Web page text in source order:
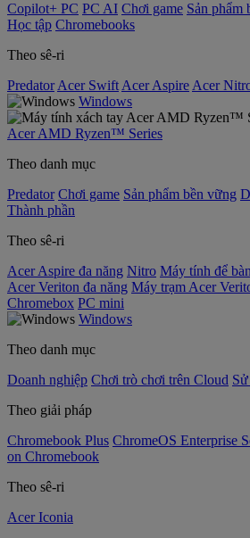
Copilot+ PC PC AI Chơi game Sản phẩm
Học tập Chromebooks
Theo sê-ri
Predator Acer Swift Acer Aspire Acer
Windows
Acer AMD Ryzen™ Series
Theo danh mục
Predator Chơi game Sản phẩm bền vững
Thành phần
Theo sê-ri
Acer Aspire đa năng Nitro Máy tính để
Acer Veriton đa năng Máy trạm Acer
Chromebox PC mini
Windows
Theo danh mục
Doanh nghiệp Chơi trò chơi trên Cloud
Theo giải pháp
Chromebook Plus ChromeOS Enterprise
on Chromebook
Theo sê-ri
Acer Iconia